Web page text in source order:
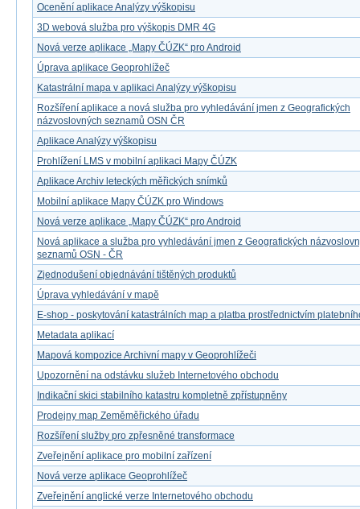
Ocenění aplikace Analýzy výškopisu
3D webová služba pro výškopis DMR 4G
Nová verze aplikace „Mapy ČÚZK“ pro Android
Úprava aplikace Geoprohlížeč
Katastrální mapa v aplikaci Analýzy výškopisu
Rozšíření aplikace a nová služba pro vyhledávání jmen z Geografických
názvoslovných seznamů OSN ČR
Aplikace Analýzy výškopisu
Prohlížení LMS v mobilní aplikaci Mapy ČÚZK
Aplikace Archiv leteckých měřických snímků
Mobilní aplikace Mapy ČÚZK pro Windows
Nová verze aplikace „Mapy ČÚZK“ pro Android
Nová aplikace a služba pro vyhledávání jmen z Geografických
seznamů OSN - ČR
Zjednodušení objednávání tištěných produktů
Úprava vyhledávání v mapě
E-shop - poskytování katastrálních map a platba prostřednictvím
Metadata aplikací
Mapová kompozice Archivní mapy v Geoprohlížeči
Upozornění na odstávku služeb Internetového obchodu
Indikační skici stabilního katastru kompletně zpřístupněny
Prodejny map Zeměměřického úřadu
Rozšíření služby pro zpřesněné transformace
Zveřejnění aplikace pro mobilní zařízení
Nová verze aplikace Geoprohlížeč
Zveřejnění anglické verze Internetového obchodu